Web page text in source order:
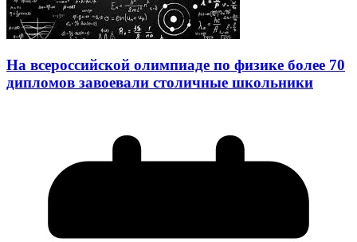
На всероссийской олимпиаде по физике более 70
дипломов завоевали столичные школьники